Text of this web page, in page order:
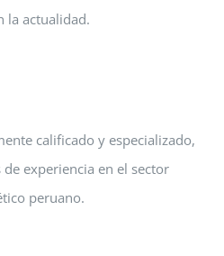
la actualidad.
calificado y especializado,
experiencia en el sector
peruano.